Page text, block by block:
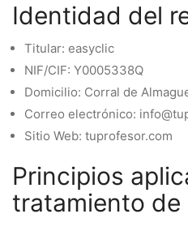
Identidad del
Titular: easyclic
NIF/CIF: Y0005338Q
Domicilio: Corral de
Correo electrónico:
Sitio Web: tuprofesor.com
Principios
tratamiento de